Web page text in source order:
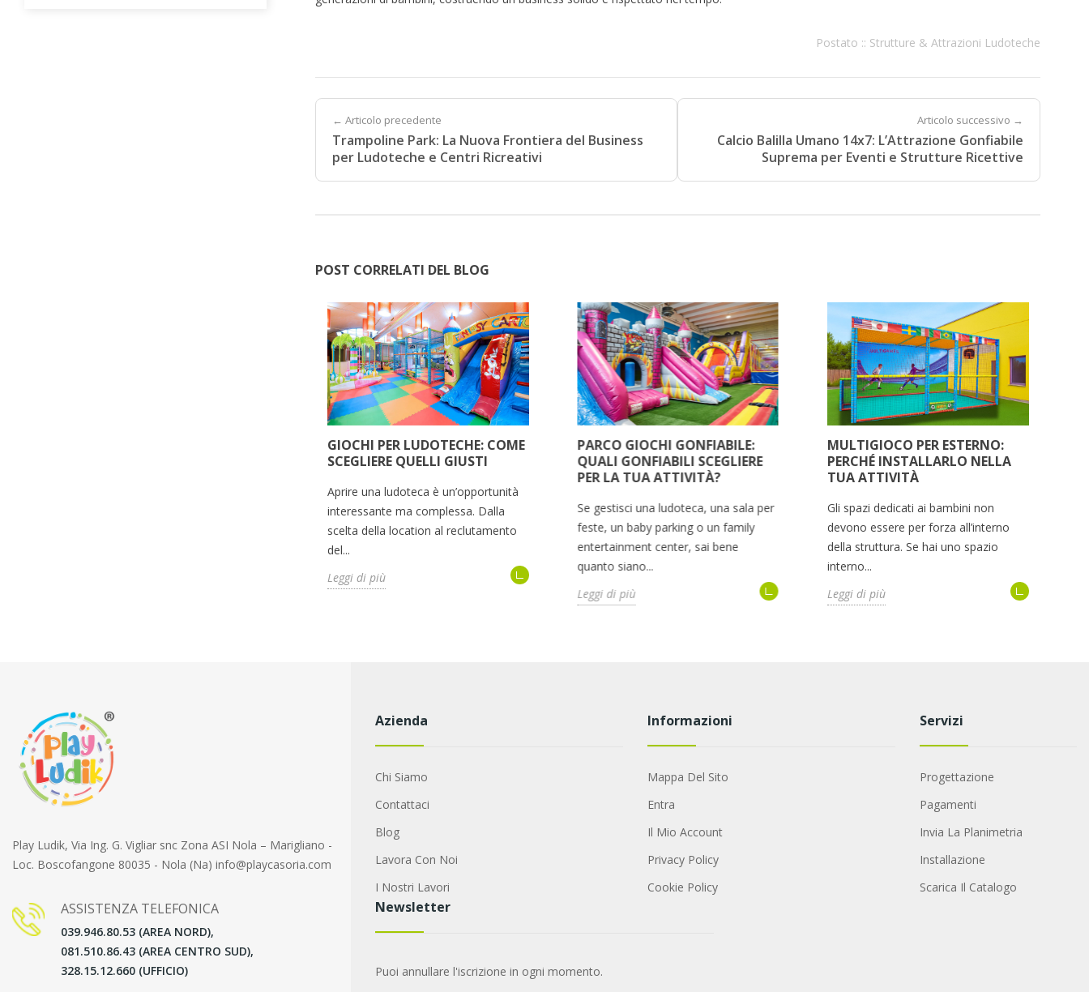
Postato :: Strutture & Attrazioni Ludoteche
← Articolo precedente
Trampoline Park: La Nuova Frontiera del Business
per Ludoteche e Centri Ricreativi
Articolo successivo →
Calcio Balilla Umano 14x7: L’Attrazione Gonfiabile
Suprema per Eventi e Strutture Ricettive
POST CORRELATI DEL BLOG
GIOCHI PER LUDOTECHE: COME
SCEGLIERE QUELLI GIUSTI
Aprire una ludoteca è un’opportunità
interessante ma complessa. Dalla
scelta della location al reclutamento
del...
Leggi di più
PARCO GIOCHI GONFIABILE:
QUALI GONFIABILI SCEGLIERE
PER LA TUA ATTIVITÀ?
Se gestisci una ludoteca, una sala per
feste, un baby parking o un family
entertainment center, sai bene
quanto siano...
Leggi di più
MULTIGIOCO PER ESTERNO:
PERCHÉ INSTALLARLO NELLA
TUA ATTIVITÀ
Gli spazi dedicati ai bambini non
devono essere per forza all’interno
della struttura. Se hai uno spazio
interno...
Leggi di più
Play Ludik, Via Ing. G. Vigliar snc Zona ASI Nola – Marigliano -
Loc. Boscofangone 80035 - Nola (Na) info@playcasoria.com
ASSISTENZA TELEFONICA
039.946.80.53 (AREA NORD),
081.510.86.43 (AREA CENTRO SUD),
328.15.12.660 (UFFICIO)
Azienda
Chi Siamo
Contattaci
Blog
Lavora Con Noi
I Nostri Lavori
Informazioni
Mappa Del Sito
Entra
Il Mio Account
Privacy Policy
Cookie Policy
Servizi
Progettazione
Pagamenti
Invia La Planimetria
Installazione
Scarica Il Catalogo
Newsletter
Puoi annullare l'iscrizione in ogni momento.